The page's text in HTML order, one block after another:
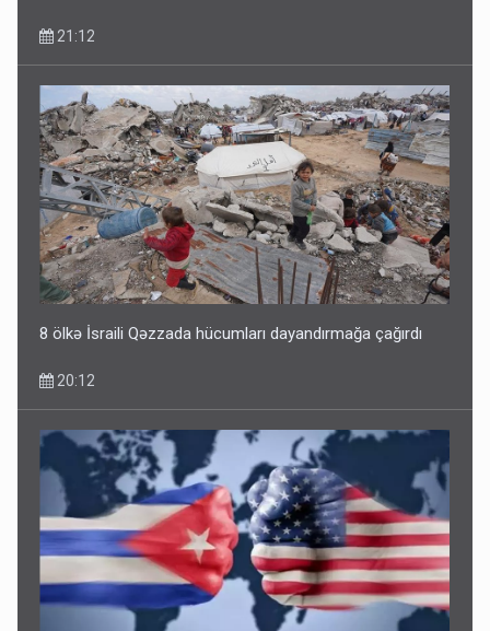
21:12
8 ölkə İsraili Qəzzada hücumları dayandırmağa çağırdı
20:12